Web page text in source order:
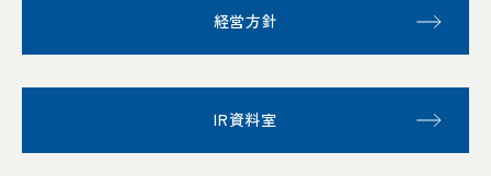
経営方針
IR資料室